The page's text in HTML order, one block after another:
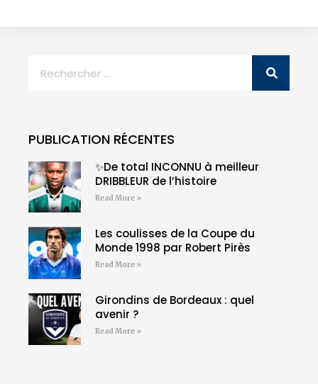
PUBLICATION RÉCENTES
✨De total INCONNU à meilleur
DRIBBLEUR de l’histoire
Read More »
Les coulisses de la Coupe du
Monde 1998 par Robert Pirès
Read More »
Girondins de Bordeaux : quel
avenir ?
Read More »